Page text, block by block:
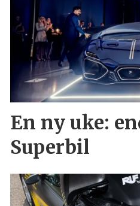
En ny uke:
Superbil